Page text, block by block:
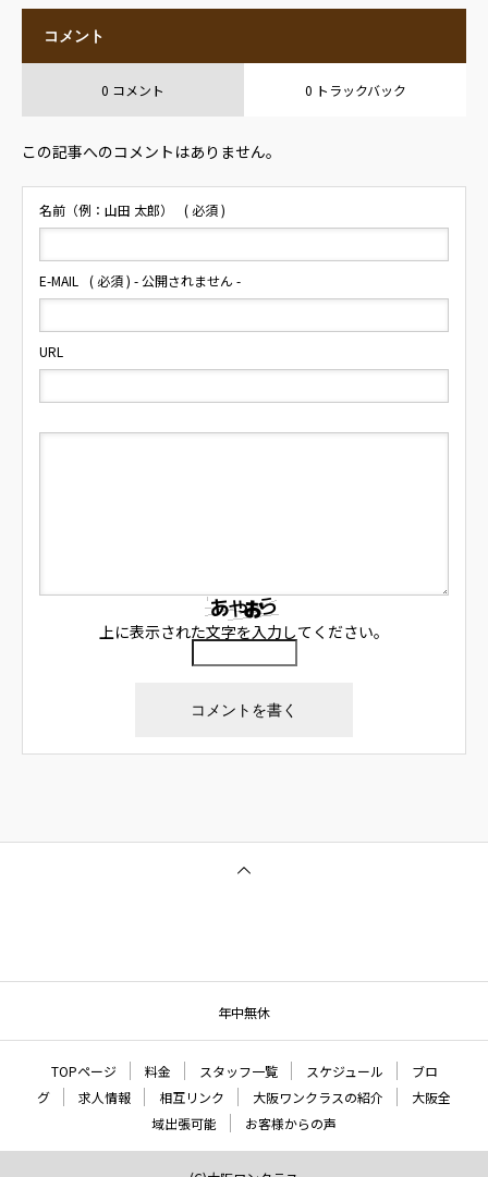
コメント
0 コメント 0 トラックバック
この記事へのコメントはありません。
名前（例：山田 太郎） ( 必須 )
E-MAIL ( 必須 ) - 公開されません -
URL
上に表示された文字を入力してください。
年中無休
TOPページ 料金 スタッフ一覧 スケジュール
ブロ
グ
求人情報 相互リンク 大阪ワンクラスの紹介
大阪全
域出張可能
お客様からの声